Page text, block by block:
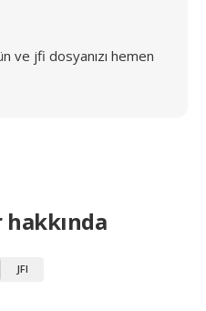
ve jfi dosyanızı hemen
JFI